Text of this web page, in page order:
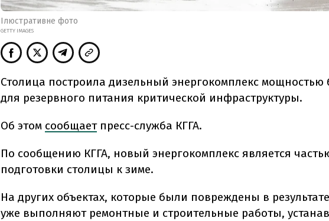
Ілюстративне фото
GETTY IMAGES
Столица построила дизельный энергокомплекс мощностью
для резервного питания критической инфраструктуры.
Об этом сообщает пресс-служба КГГА.
По сообщению КГГА, новый энергокомплекс является
подготовки столицы к зиме.
На других объектах, которые были повреждены в
уже выполняют ремонтные и строительные работы,